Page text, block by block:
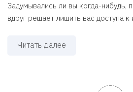
Задумывались ли вы когда-нибудь,
вдруг решает лишить вас доступа к
Читать далее